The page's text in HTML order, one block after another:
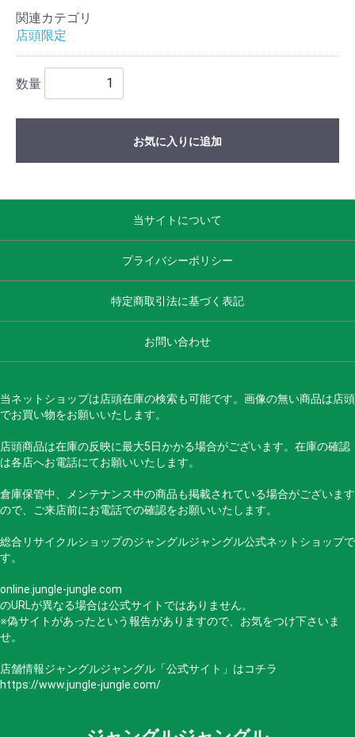
関連カテゴリ
店頭限定
数量
お気に入りに追加
当サイトについて
プライバシーポリシー
特定商取引法に基づく表記
お問い合わせ
当ネットショップは店頭在庫の検索も可能です。画像の無い商品は店頭
でお買い物をお願いいたします。
店頭商品は在庫の反映に最大5日かかる場合がございます。在庫の確認
は各店へお電話にてお願いいたします。
倉庫保管中、メンテナンス中の商品も掲載されている場合がございます
ので、ご来店前にお電話での確認をお願いいたします。
総合リサイクルショップのジャングルジャングル公式ネットショップで
す。
online.jungle-jungle.com
のURLが異なる場合は公式サイトではありません。
※偽サイトがあったという報告がありますので、お気をつけ下さいま
せ。
店舗情報ジャングルジャングル「公式サイト」はコチラ
https://www.jungle-jungle.com/